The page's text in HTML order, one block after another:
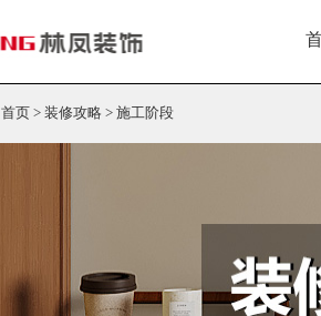
首页 > 装修攻略 > 施工阶段